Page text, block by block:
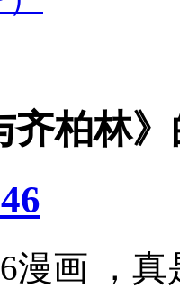
齐柏林
漫画 ，